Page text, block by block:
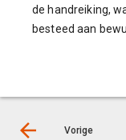
de handreiking,
besteed aan
Vorige